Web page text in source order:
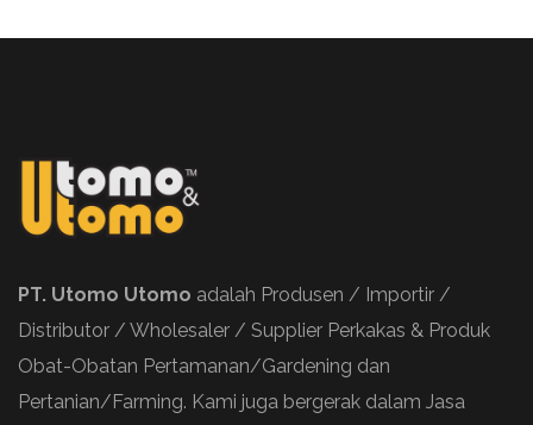
PT. Utomo Utomo adalah Produsen / Importir /
Distributor / Wholesaler / Supplier Perkakas & Produk
Obat-Obatan Pertamanan/Gardening dan
Pertanian/Farming. Kami juga bergerak dalam Jasa